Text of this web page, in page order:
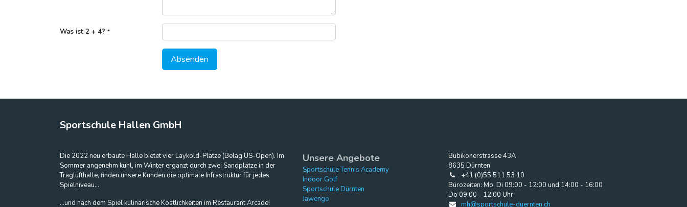
Was ist 2 + 4? *
Absenden
Sportschule Hallen GmbH
Die 2022 neu erbaute Halle bietet vier Laykold-Plätze (Belag US-Open). Im
Sommer angenehm kühl, im Winter ergänzt durch zwei Sandplätze in der
Traglufthalle, finden unsere Kunden die optimale Infrastruktur für jedes
Spielniveau...
...und nach dem Spiel kulinarische Köstlichkeiten im Restaurant Arcade!
Unsere Angebote
Sportschule Tennis Academy
Indoor Golf
Sportschule Dürnten
Jawengo
Bubikonerstrasse 43A
8635 Dürnten
+41 (0)55 511 53 10
Bürozeiten: Mo, Di 09:00 - 12:00 und 14:00 - 16:00
Do 09:00 - 12:00 Uhr
mh@sportschule-duernten.ch